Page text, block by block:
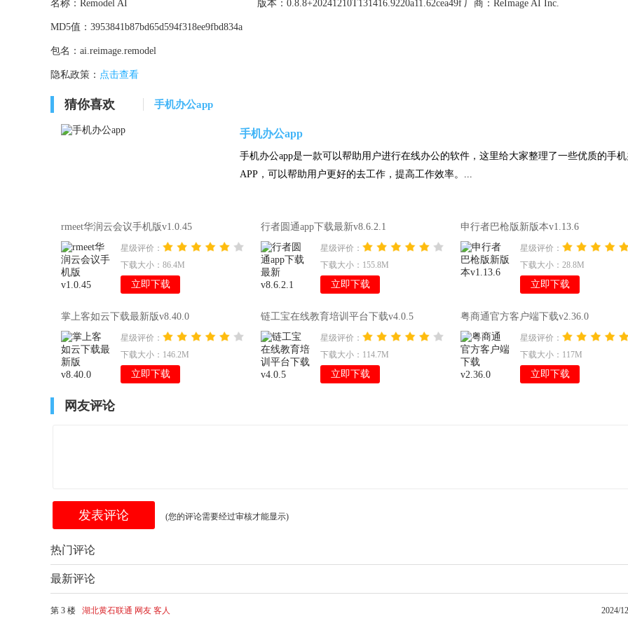
名称： Remodel AI 版本： 0.8.8+20241210T131416.9220a11.62cea49f 厂商： ReImage AI Inc.
MD5值： 3953841b87bd65d594f318ee9fbd834a
包名： ai.reimage.remodel
隐私政策： 点击查看
猜你喜欢 手机办公app
手机办公app
手机办公app是一款可以帮助用户进行在线办公的软件，这里给大家整理了一些优质的手
APP，可以帮助用户更好的去工作，提高工作效率。...
rmeet华润云会议手机版v1.0.45
星级评价：
下载大小：86.4M
立即下载
行者圆通app下载最新v8.6.2.1
星级评价：
下载大小：155.8M
立即下载
申行者巴枪版新版本v1.13.6
星级评价：
下载大小：28.8M
立即下载
掌上客如云下载最新版v8.40.0
星级评价：
下载大小：146.2M
立即下载
链工宝在线教育培训平台下载v4.0.5
星级评价：
下载大小：114.7M
立即下载
粤商通官方客户端下载v2.36.0
星级评价：
下载大小：117M
立即下载
网友评论
(您的评论需要经过审核才能显示)
热门评论
最新评论
第 3 楼 湖北黄石联通 网友 客人 2024/